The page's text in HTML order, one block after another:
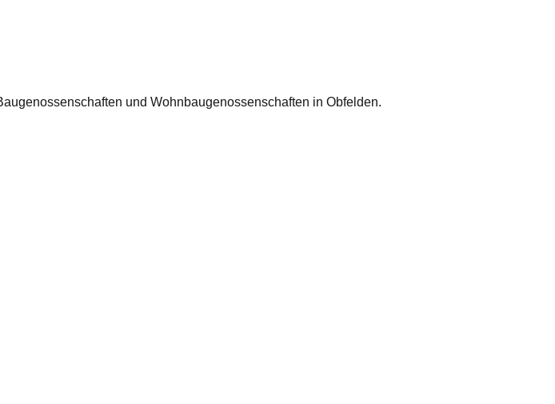
und Wohnbaugenossenschaften in Obfelden.